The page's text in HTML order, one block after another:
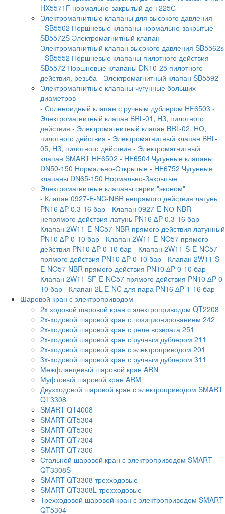
HX5571F нормально-закрытый до +225С
Электромагнитные клапаны для высокого давления
- SB5502 Поршневые клапаны нормально-закрытые -
SB5572S Электромагнитный клапан -
Электромагнитный клапан высокого давления SB5562s
- SB5552 Поршневые клапаны пилотного действия -
SB5572 Поршневые клапаны DN10-25 пилотного
действия, резьба - Электромагнитный клапан SB5592
Электромагнитные клапаны чугунные больших
диаметров
- Соленоидный клапан с ручным дублером HF6503 -
Электромагнитный клапан BRL-01, НЗ, пилотного
действия - Электромагнитный клапан BRL-02, НО,
пилотного действия - Электромагнитный клапан BRL-
05, НЗ, пилотного действия - Электромагнитный
клапан SMART HF6502 - HF6504 Чугунные клапаны
DN50-150 Нормально-Открытые - HF6752 Чугунные
клапаны DN65-150 Нормально-Закрытые
Электромагнитные клапаны серии "эконом"
- Клапан 0927-E-NC-NBR непрямого действия латунь
PN16 ∆P 0.3-16 бар - Клапан 0927-E-NО-NBR
непрямого действия латунь PN16 ∆P 0.3-16 бар -
Клапан 2W11-E-NC57-NBR прямого действия латунный
PN10 ∆P 0-10 бар - Клапан 2W11-E-NO57 прямого
действия PN10 ∆P 0-10 бар - Клапан 2W11-S-E-NC57
прямого действия PN10 ∆P 0-10 бар - Клапан 2W11-S-
E-NO57-NBR прямого действия PN10 ∆P 0-10 бар -
Клапан 2W11-SF-E-NC57 прямого действия PN10 ∆P 0-
10 бар - Клапан 2L-E-NC для пара PN16 ∆P 1-16 бар
Шаровой кран с электроприводом
2x ходовой шаровой кран с электроприводом QT2208
2x-ходовой шаровой кран с позиционированием 242
2x-ходовой шаровой кран с реле возврата 251
2x-ходовой шаровой кран с ручным дублером 211
2x-ходовой шаровой кран с электроприводом 201
3x-ходовой шаровой кран с ручным дублером 311
Межфланцевый шаровой кран ARN
Муфтовый шаровой кран ARM
Двухходовой шаровой кран с электроприводом SMART
QT3308
SMART QT4008
SMART QT5304
SMART QT5306
SMART QT7304
SMART QT7306
Стальной шаровой кран с электроприводом SMART
QT3308S
SMART QT3308 трехходовые
SMART QT3308L трехходовые
Трехходовой шаровой кран с электроприводом SMART
QT5304